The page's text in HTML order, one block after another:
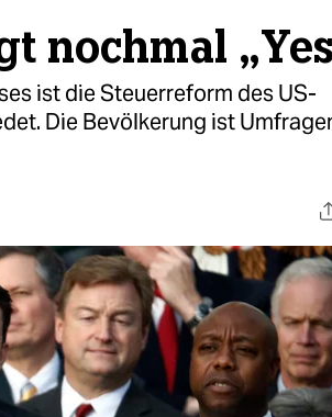
nochmal
ist die Steuerreform des US-
Die Bevölkerung ist